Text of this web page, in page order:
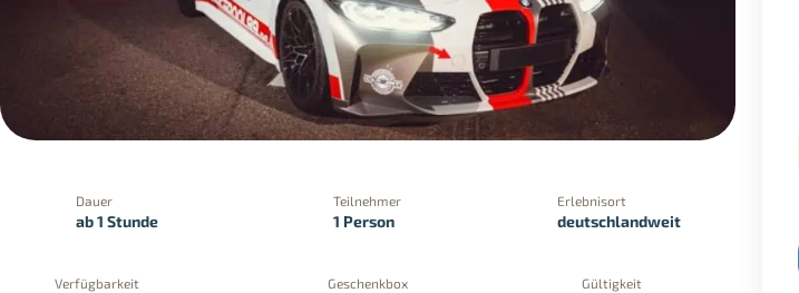
Dauer
ab 1 Stunde
Teilnehmer
1 Person
Erlebnisort
deutschlandweit
Verfügbarkeit Geschenkbox Gültigkeit